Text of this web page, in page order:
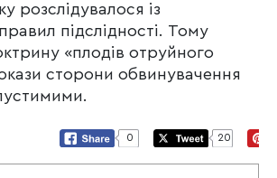
розслідувалося із
підслідності. Тому
«плодів отруйного
сторони обвинувачення
0 20